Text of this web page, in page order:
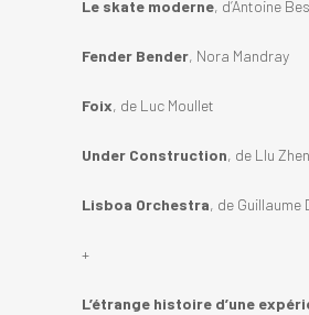
Le skate moderne, d’Antoine
Fender Bender, Nora Mandray
Foix, de Luc Moullet
Under Construction, de Llu
Lisboa Orchestra, de Guillaume
+
L’étrange histoire d’une